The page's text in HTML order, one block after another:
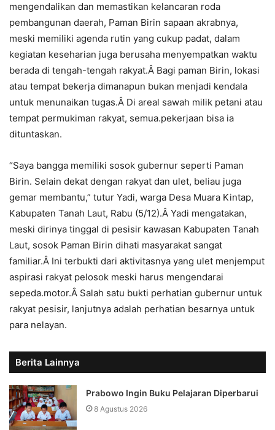
mengendalikan dan memastikan kelancaran roda
pembangunan daerah, Paman Birin sapaan akrabnya,
meski memiliki agenda rutin yang cukup padat, dalam
kegiatan keseharian juga berusaha menyempatkan waktu
berada di tengah-tengah rakyat.Â Bagi paman Birin, lokasi
atau tempat bekerja dimanapun bukan menjadi kendala
untuk menunaikan tugas.Â Di areal sawah milik petani atau
tempat permukiman rakyat, semua.pekerjaan bisa ia
dituntaskan.
“Saya bangga memiliki sosok gubernur seperti Paman
Birin. Selain dekat dengan rakyat dan ulet, beliau juga
gemar membantu,” tutur Yadi, warga Desa Muara Kintap,
Kabupaten Tanah Laut, Rabu (5/12).Â Yadi mengatakan,
meski dirinya tinggal di pesisir kawasan Kabupaten Tanah
Laut, sosok Paman Birin dihati masyarakat sangat
familiar.Â Ini terbukti dari aktivitasnya yang ulet menjemput
aspirasi rakyat pelosok meski harus mengendarai
sepeda.motor.Â Salah satu bukti perhatian gubernur untuk
rakyat pesisir, lanjutnya adalah perhatian besarnya untuk
para nelayan.
Berita Lainnya
Prabowo Ingin Buku Pelajaran Diperbarui
8 Agustus 2026